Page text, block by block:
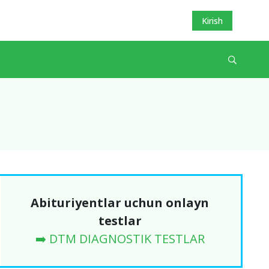
Kirish
Abituriyentlar uchun onlayn
testlar
➡️ DTM DIAGNOSTIK TESTLAR